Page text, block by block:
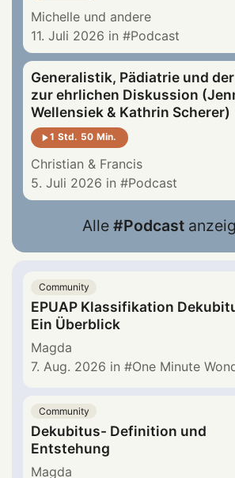
Michelle und andere
11. Juli 2026 in Podcast
Generalistik, Pädiatrie und
zur ehrlichen Diskussion
Wellensiek & Kathrin Scherer)
1 Std. 50 Min.
Christian & Francis
5. Juli 2026 in Podcast
Alle Podcast
Community
EPUAP Klassifikation
Ein Überblick
Magda
7. Aug. 2026 in One Minute
Community
Dekubitus- Definition und
Entstehung
Magda